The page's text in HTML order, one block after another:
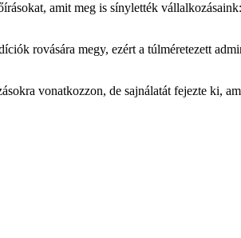
amit meg is sínylették
rovására megy, ezért a túlméretezett
vonatkozzon, de sajnálatát fejezte ki,